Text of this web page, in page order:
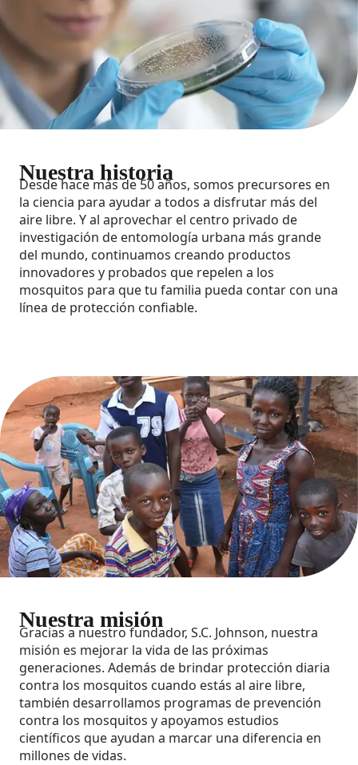
Nuestra historia
Desde hace más de 50 años, somos precursores en
la ciencia para ayudar a todos a disfrutar más del
aire libre. Y al aprovechar el centro privado de
investigación de entomología urbana más grande
del mundo, continuamos creando productos
innovadores y probados que repelen a los
mosquitos para que tu familia pueda contar con una
línea de protección confiable.
Nuestra misión
Gracias a nuestro fundador, S.C. Johnson, nuestra
misión es mejorar la vida de las próximas
generaciones. Además de brindar protección diaria
contra los mosquitos cuando estás al aire libre,
también desarrollamos programas de prevención
contra los mosquitos y apoyamos estudios
científicos que ayudan a marcar una diferencia en
millones de vidas.